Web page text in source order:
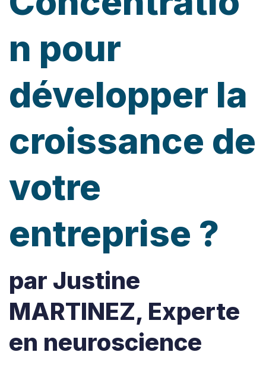
n pour
développer la
croissance de
votre
entreprise ?
par Justine
MARTINEZ, Experte
en neuroscience